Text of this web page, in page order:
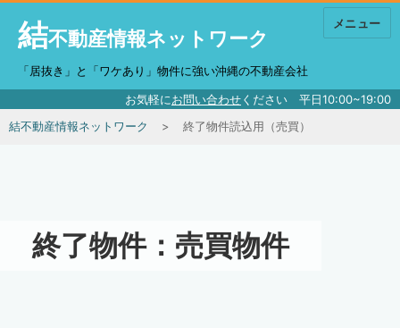
結不動産情報ネットワーク
「居抜き」と「ワケあり」物件に強い沖縄の不動産会社
お気軽にお問い合わせください 平日10:00~19:00
メニュー
結不動産情報ネットワーク 終了物件読込用（売買）
終了物件：売買物件